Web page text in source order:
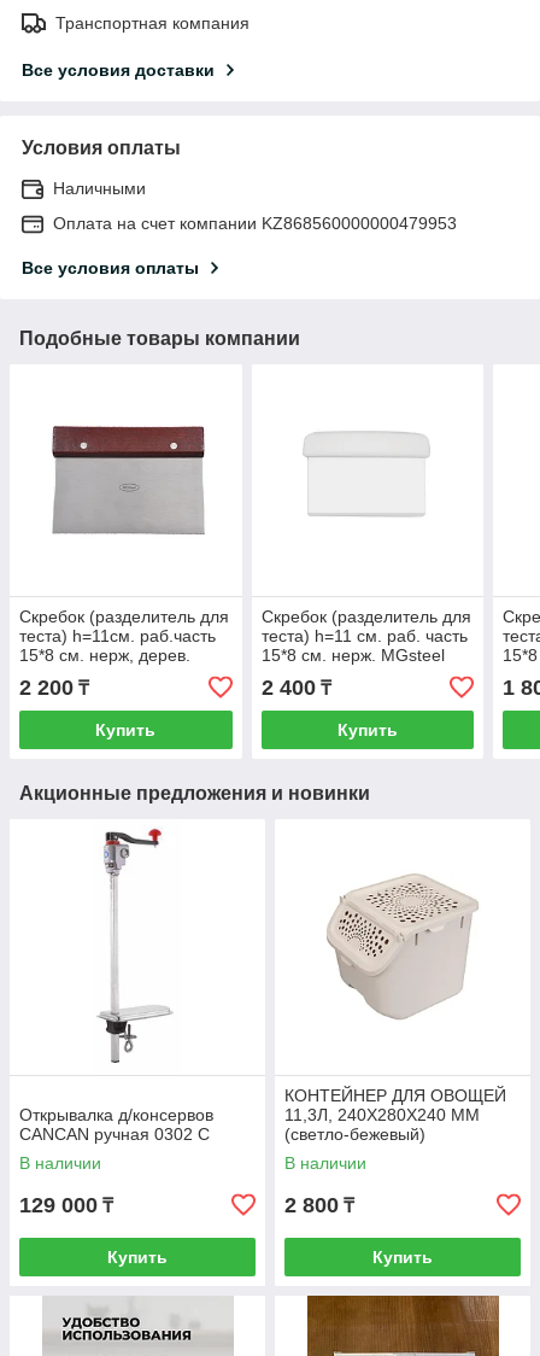
Транспортная компания
Все условия доставки
Условия оплаты
Наличными
Оплата на счет компании KZ868560000000479953
Все условия оплаты
Подобные товары компании
Скребок (разделитель для
теста) h=11см. раб.часть
15*8 см. нерж, дерев.
ручка MGsteel /1/12/120/
2 200 ₸
Купить
Скребок (разделитель для
теста) h=11 см. раб. часть
15*8 см. нерж. MGsteel
/1/12/120/
2 400₸
Купить
1
Акционные предложения и новинки
Открывалка д/консервов
CANCAN ручная 0302 С
В наличии
129 000 ₸
Купить
КОНТЕЙНЕР ДЛЯ ОВОЩЕЙ
11,3Л, 240Х280Х240 ММ
(светло-бежевый)
В наличии
2 800 ₸
Купить